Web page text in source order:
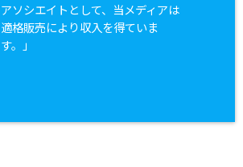
アソシエイトとして、当メディアは
適格販売により収入を得ていま
す。」